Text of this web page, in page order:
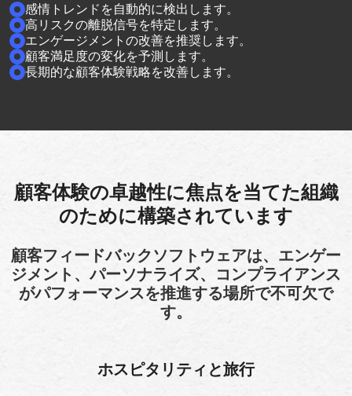
感情トレンドを自動的に検出します。
高リスクの離脱信号を特定します。
エンゲージメントの改善を推奨します。
顧客満足度の変化を予測します。
長期的な顧客体験戦略を改善します。
顧客体験の卓越性に焦点を当てた組織
のために構築されています
顧客フィードバックソフトウェアは、エンゲー
ジメント、パーソナライズ、コンプライアンス
がパフォーマンスを推進する場所で不可欠で
す。
ホスピタリティと旅行